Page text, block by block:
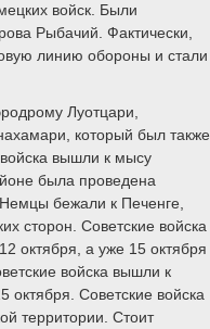
войск. Были
Рыбачий. Фактически,
линию обороны и стали
Луотцари,
который был также
войска вышли к мысу
была проведена
бежали к Печенге,
сторон. Советские войска
октября, а уже 15 октября
войска вышли к
октября. Советские войска
территории. Стоит